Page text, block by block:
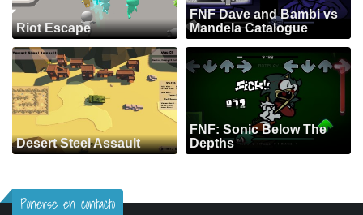
Riot Escape
FNF Dave and Bambi vs
Mandela Catalogue
Desert Steel Assault
FNF: Sonic Below The
Depths
Ponerse en contacto